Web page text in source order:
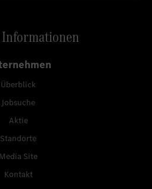
Überblick
Jobsuche
Aktie
Standorte
Media Site
Kontakt